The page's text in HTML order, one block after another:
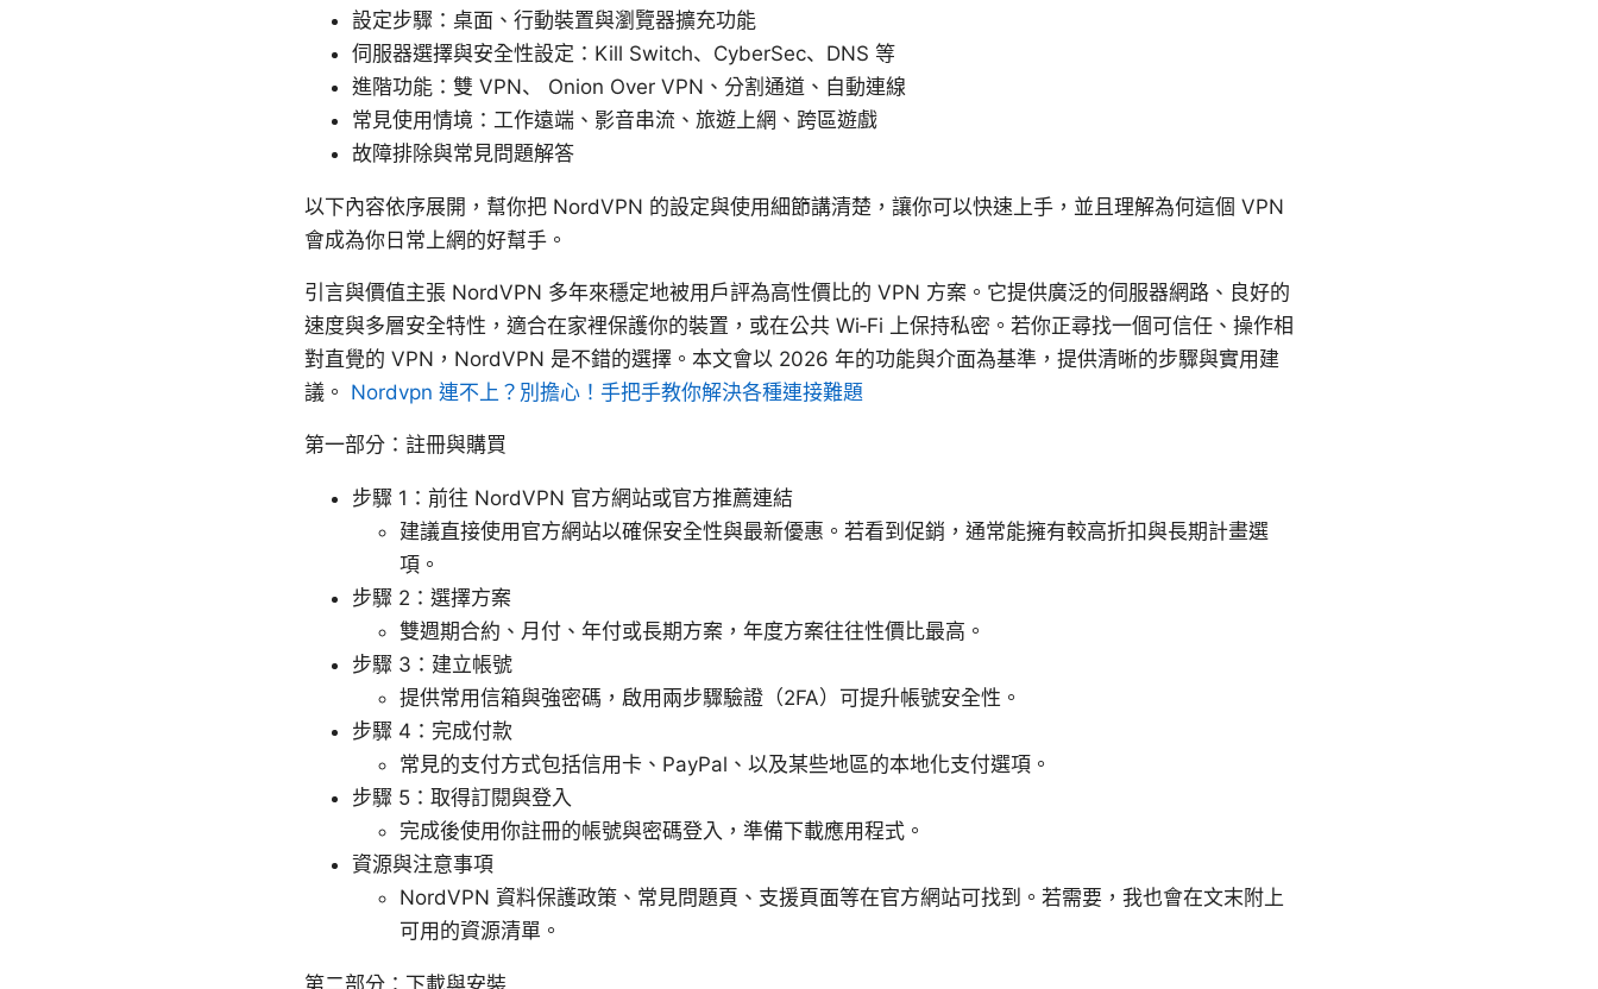
設定步驟：桌面、行動裝置與瀏覽器擴充功能
伺服器選擇與安全性設定：Kill Switch、CyberSec、DNS 等
進階功能：雙 VPN、 Onion Over VPN、分割通道、自動連線
常見使用情境：工作遠端、影音串流、旅遊上網、跨區遊戲
故障排除與常見問題解答
以下內容依序展開，幫你把 NordVPN 的設定與使用細節講清楚，讓你可以快速上手，並且理解為何這個 VPN
會成為你日常上網的好幫手。
引言與價值主張 NordVPN 多年來穩定地被用戶評為高性價比的 VPN 方案。它提供廣泛的伺服器網路、良好的
速度與多層安全特性，適合在家裡保護你的裝置，或在公共 Wi‑Fi 上保持私密。若你正尋找一個可信任、操作相
對直覺的 VPN，NordVPN 是不錯的選擇。本文會以 2026 年的功能與介面為基準，提供清晰的步驟與實用建
議。 Nordvpn 連不上？別擔心！手把手教你解決各種連接難題
第一部分：註冊與購買
步驟 1：前往 NordVPN 官方網站或官方推薦連結
建議直接使用官方網站以確保安全性與最新優惠。若看到促銷，通常能擁有較高折扣與長期計畫選
項。
步驟 2：選擇方案
雙週期合約、月付、年付或長期方案，年度方案往往性價比最高。
步驟 3：建立帳號
提供常用信箱與強密碼，啟用兩步驟驗證（2FA）可提升帳號安全性。
步驟 4：完成付款
常見的支付方式包括信用卡、PayPal、以及某些地區的本地化支付選項。
步驟 5：取得訂閱與登入
完成後使用你註冊的帳號與密碼登入，準備下載應用程式。
資源與注意事項
NordVPN 資料保護政策、常見問題頁、支援頁面等在官方網站可找到。若需要，我也會在文末附上
可用的資源清單。
第二部分：下載與安裝